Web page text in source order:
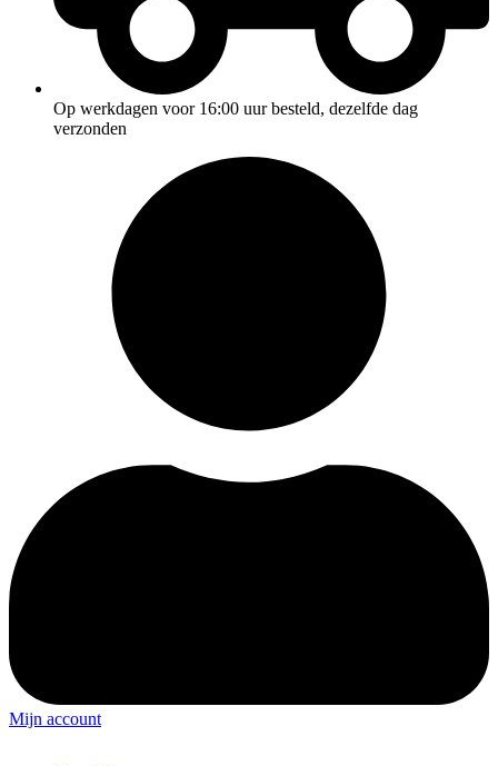
Op werkdagen voor 16:00 uur besteld, dezelfde dag
verzonden
Mijn account